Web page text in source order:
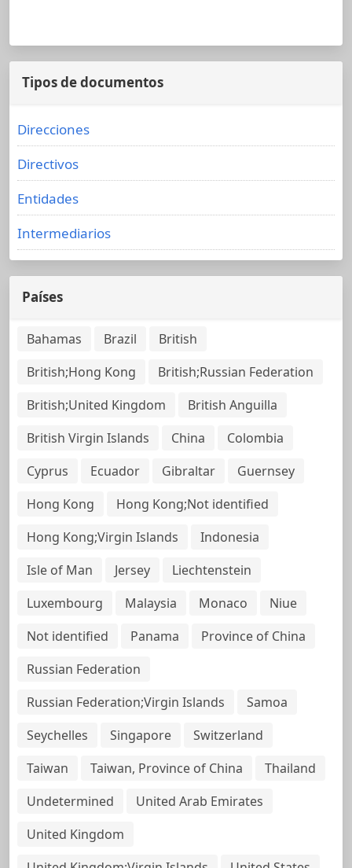
Tipos de documentos
Direcciones
Directivos
Entidades
Intermediarios
Países
Bahamas Brazil
British
British;Hong Kong
British;Russian Federation
British;United Kingdom
British Anguilla
British Virgin Islands
China
Colombia
Cyprus
Ecuador Gibraltar
Guernsey
Hong Kong
Hong Kong;Not identified
Hong Kong;Virgin Islands
Indonesia
Isle of Man
Jersey
Liechtenstein
Luxembourg
Malaysia Monaco
Niue
Not identified
Panama
Province of China
Russian Federation
Russian Federation;Virgin Islands
Samoa
Seychelles
Singapore
Switzerland
Taiwan
Taiwan, Province of China
Thailand
Undetermined
United Arab Emirates
United Kingdom